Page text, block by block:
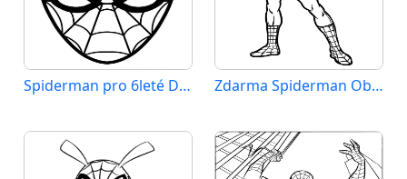
Spiderman pro 6leté Děti Zdarma Spiderman Obrázek